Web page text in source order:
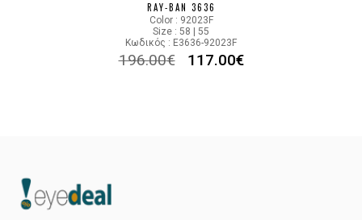
RAY-BAN 3636
Color : 92023F
Size : 58 | 55
Κωδικός : E3636-92023F
196.00€ 117.00€